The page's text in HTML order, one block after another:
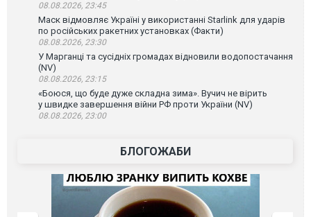
08.08.2026, 23:45
Маск відмовляє Україні у використанні Starlink для ударів
по російських ракетних установках (Факти)
08.08.2026, 23:30
У Марганці та сусідніх громадах відновили водопостачання
(NV)
08.08.2026, 23:15
«Боюся, що буде дуже складна зима». Вучич не вірить
у швидке завершення війни РФ проти України (NV)
08.08.2026, 23:00
БЛОГОЖАБИ